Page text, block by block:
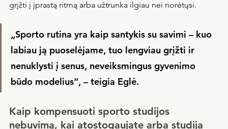
grįžti į įprastą ritmą arba užtrunka ilgiau nei norėtųsi.
„Sporto rutina yra kaip santykis su savimi – kuo
labiau ją puoselėjame, tuo lengviau grįžti ir
nenuklysti į senus, neveiksmingus gyvenimo
būdo modelius“, – teigia Eglė.
Kaip kompensuoti sporto studijos
nebuvimą, kai atostogaujate arba studija